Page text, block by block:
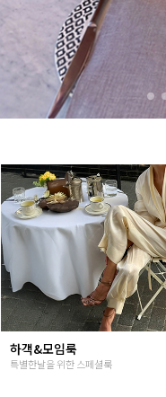
Summer vibes
난닝구의 뉴시즌 감성룩